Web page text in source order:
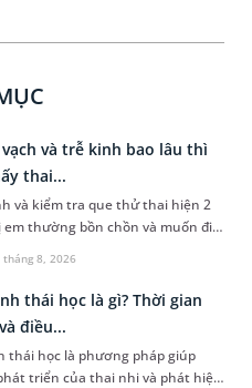
8, 2026
và trễ kinh bao lâu thì
thai...
và kiểm tra que thử thai hiện 2
em thường bồn chồn và muốn đi
để được nhìn thấy thai nhi.
âm sớm như vậy có nên hay
bao lâu thì siêu âm thấy thai?
sẽ giúp các bạn giải đáp chi tiết
mắc này.
thái học là gì? Thời gian
điều...
thái học là phương pháp giúp
triển của thai nhi và phát hiện